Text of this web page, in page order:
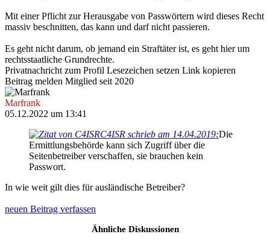
Mit einer Pflicht zur Herausgabe von Passwörtern wird dieses Recht
massiv beschnitten, das kann und darf nicht passieren.
Es geht nicht darum, ob jemand ein Straftäter ist, es geht hier um
rechtsstaatliche Grundrechte.
Privatnachricht zum Profil Lesezeichen setzen Link kopieren
Beitrag melden Mitglied seit 2020
Marfrank
05.12.2022 um 13:41
C4ISR schrieb am 14.04.2019:Die
Ermittlungsbehörde kann sich Zugriff über die
Seitenbetreiber verschaffen, sie brauchen kein
Passwort.
In wie weit gilt dies für ausländische Betreiber?
neuen Beitrag verfassen
Ähnliche Diskussionen